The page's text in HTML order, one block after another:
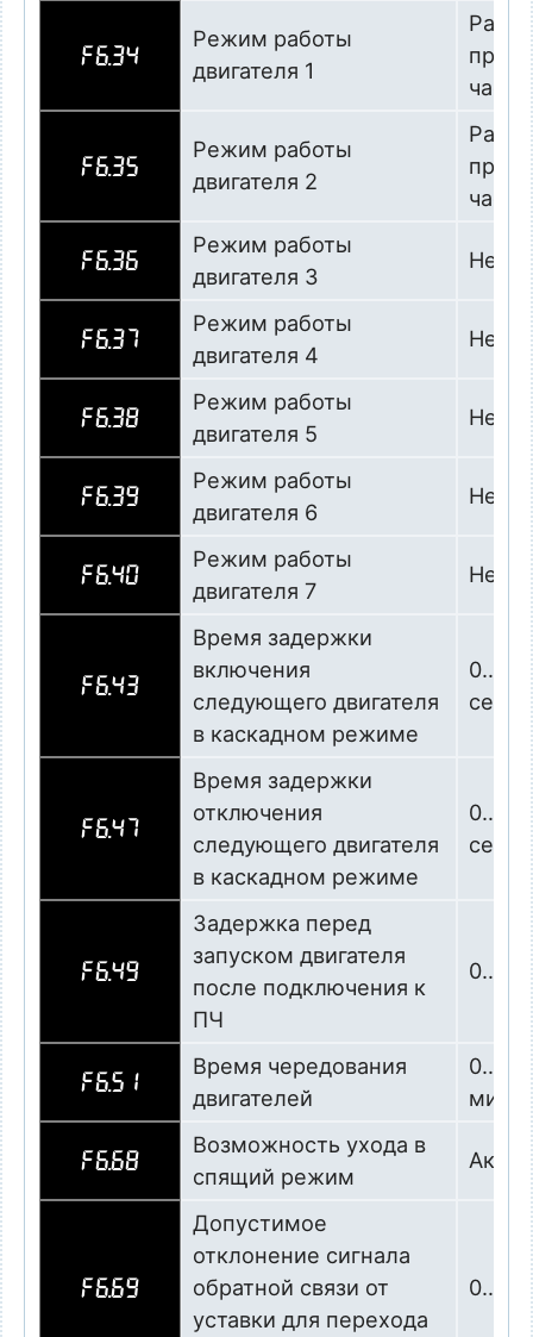
F6.34
Режим работы
двигателя 1
F6.35
Режим работы
двигателя 2
F6.36
Режим работы
двигателя 3
Не
F6.37
Режим работы
двигателя 4
Не
F6.38
Режим работы
двигателя 5
Не
F6.39
Режим работы
двигателя 6
Не
F6.40
Режим работы
двигателя 7
Не
F6.43
Время задержки
включения
следующего двигателя
в каскадном режиме
сек
F6.47
Время задержки
отключения
следующего двигателя
в каскадном режиме
сек
F6.49
Задержка перед
запуском двигателя
после подключения к
ПЧ
F6.51
Время чередования
двигателей
мин
F6.68
Возможность ухода в
спящий режим
F6.69
Допустимое
отклонение сигнала
обратной связи от
уставки для перехода